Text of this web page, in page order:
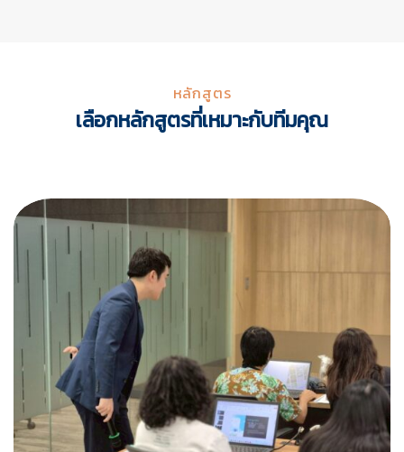
หลักสูตร
เลือกหลักสูตรที่เหมาะกับทีมคุณ